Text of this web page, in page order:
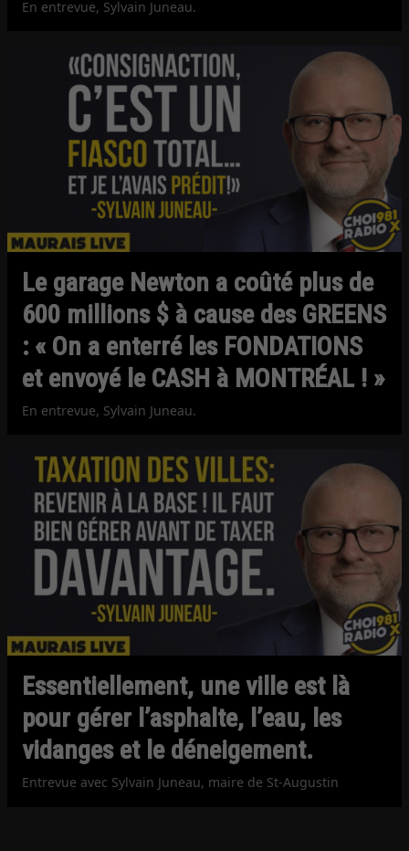
En entrevue, Sylvain Juneau.
Le garage Newton a coûté plus de
600 millions $ à cause des GREENS
: « On a enterré les FONDATIONS
et envoyé le CASH à MONTRÉAL ! »
En entrevue, Sylvain Juneau.
Essentiellement, une ville est là
pour gérer l’asphalte, l’eau, les
vidanges et le déneigement.
Entrevue avec Sylvain Juneau, maire de St-Augustin